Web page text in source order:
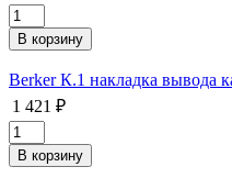
Berker К.1 накладка вывода
1 421 ₽